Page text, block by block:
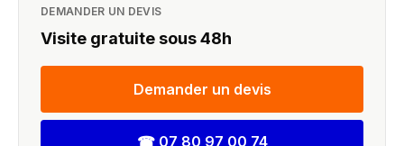
DEMANDER UN DEVIS
Visite gratuite sous 48h
Demander un devis
☎ 07 80 97 00 74